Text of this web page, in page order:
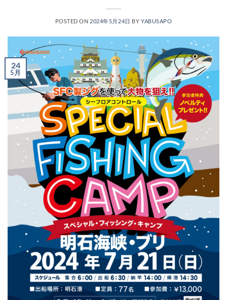
POSTED ON 2024年5月24日 BY YABUSAPO
24
5月